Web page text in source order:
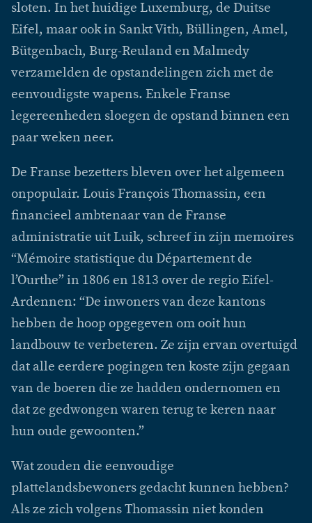
sloten. In het huidige Luxemburg, de Duitse
Eifel, maar ook in Sankt Vith, Büllingen, Amel,
Bütgenbach, Burg-Reuland en Malmedy
verzamelden de opstandelingen zich met de
eenvoudigste wapens. Enkele Franse
legereenheden sloegen de opstand binnen een
paar weken neer.
De Franse bezetters bleven over het algemeen
onpopulair. Louis François Thomassin, een
financieel ambtenaar van de Franse
administratie uit Luik, schreef in zijn memoires
“Mémoire statistique du Département de
l’Ourthe” in 1806 en 1813 over de regio Eifel-
Ardennen: “De inwoners van deze kantons
hebben de hoop opgegeven om ooit hun
landbouw te verbeteren. Ze zijn ervan overtuigd
dat alle eerdere pogingen ten koste zijn gegaan
van de boeren die ze hadden ondernomen en
dat ze gedwongen waren terug te keren naar
hun oude gewoonten.”
Wat zouden die eenvoudige
plattelandsbewoners gedacht kunnen hebben?
Als ze zich volgens Thomassin niet konden